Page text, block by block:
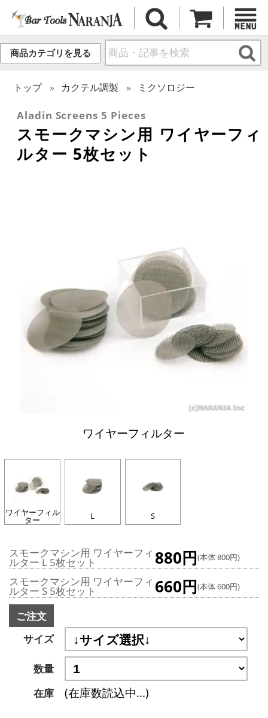
商品カテゴリを見る
トップ カクテル調製 ミクソロジー
Aladin Screens 5 Pieces
スモークマシン用 ワイヤーフィ
ルター 5枚セット
ワイヤーフィルター
ワイヤーフィル
ター L S
スモークマシン用 ワイヤーフィ
ルター L 5枚セット 880円(本体 800円)
スモークマシン用 ワイヤーフィ
ルター S 5枚セット 660円(本体 600円)
ご注文
サイズ
数量
在庫
(在庫数読込中...)